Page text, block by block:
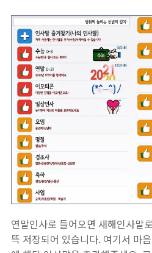
연말인사로 들어오면 새해인사말
뜩 저장되어 있습니다. 여기서 마